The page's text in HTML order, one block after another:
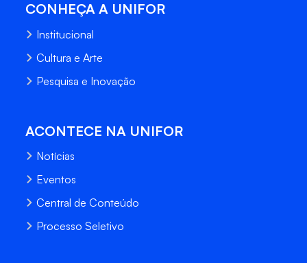
CONHEÇA A UNIFOR
Institucional
Cultura e Arte
Pesquisa e Inovação
ACONTECE NA UNIFOR
Notícias
Eventos
Central de Conteúdo
Processo Seletivo